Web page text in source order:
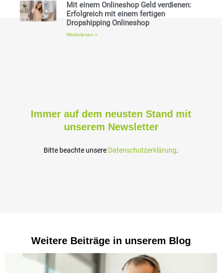
Mit einem Onlineshop Geld verdienen:
Erfolgreich mit einem fertigen
Dropshipping Onlineshop
Weiterlesen »
Immer auf dem neusten Stand mit
unserem Newsletter
Bitte beachte unsere Datenschutzerklärung.
Weitere Beiträge in unserem Blog